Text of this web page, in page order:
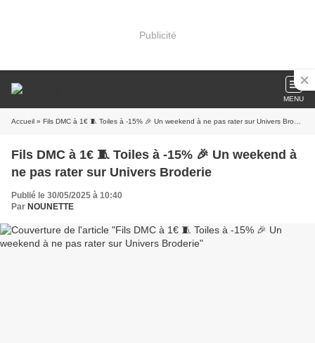
Publicité
MENU
Accueil » Fils DMC à 1€ 🧵 Toiles à -15% 🎉 Un weekend à ne pas rater sur Univers Broderie
Fils DMC à 1€ 🧵 Toiles à -15% 🎉 Un weekend à
ne pas rater sur Univers Broderie
Publié le 30/05/2025 à 10:40
Par NOUNETTE